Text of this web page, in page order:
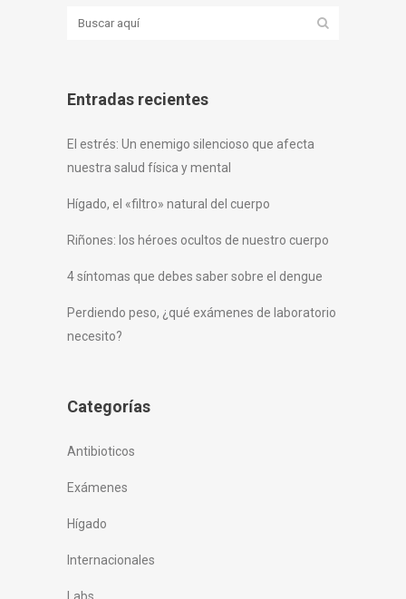
Entradas recientes
El estrés: Un enemigo silencioso que afecta
nuestra salud física y mental
Hígado, el «filtro» natural del cuerpo
Riñones: los héroes ocultos de nuestro cuerpo
4 síntomas que debes saber sobre el dengue
Perdiendo peso, ¿qué exámenes de laboratorio
necesito?
Categorías
Antibioticos
Exámenes
Hígado
Internacionales